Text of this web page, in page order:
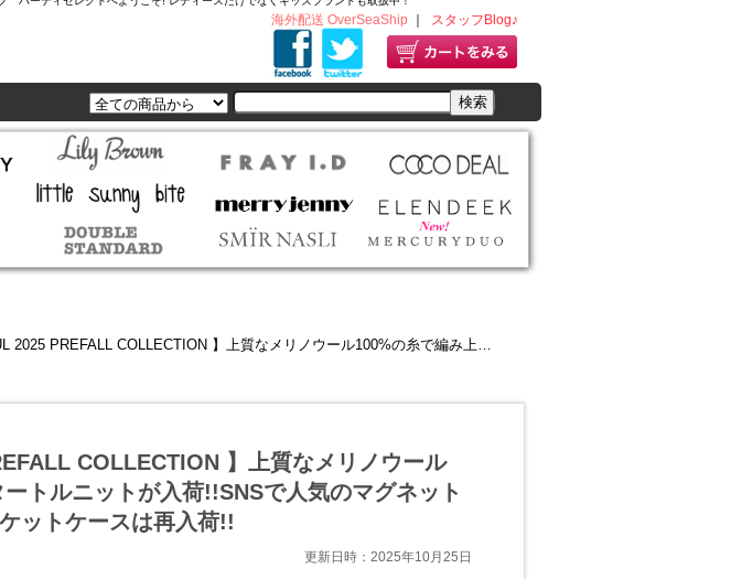
海外配送 OverSeaShip スタッフBlog♪
COLLECTION 】上質なメリノウール100%の糸で編み上げたタートルニットが入荷!!SNSで人気のマグネットポケットケースは再入荷!!
COLLECTION 】上質なメリノウール
トルニットが入荷!!SNSで人気のマグネット
ットケースは再入荷!!
更新日時：2025年10月25日